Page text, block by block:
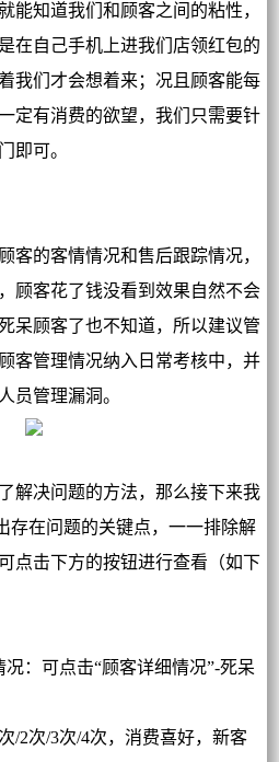
能知道我们和顾客之间的粘性，
在自己手机上进我们店领红包的
我们才会想着来；况且顾客能每
定有消费的欲望，我们只需要针
即可。
的客情情况和售后跟踪情况，
顾客花了钱没看到效果自然不会
呆顾客了也不知道，所以建议管
客管理情况纳入日常考核中，并
员管理漏洞。
决问题的方法，那么接下来我
存在问题的关键点，一一排除解
点击下方的按钮进行查看（如下
可点击“顾客详细情况”-死呆
次/3次/4次，消费喜好，新客